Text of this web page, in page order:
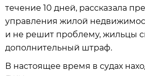
течение 10 дней, рассказала
управления жилой
и не решит проблему, жильцы
дополнительный штраф.
В настоящее время в судах